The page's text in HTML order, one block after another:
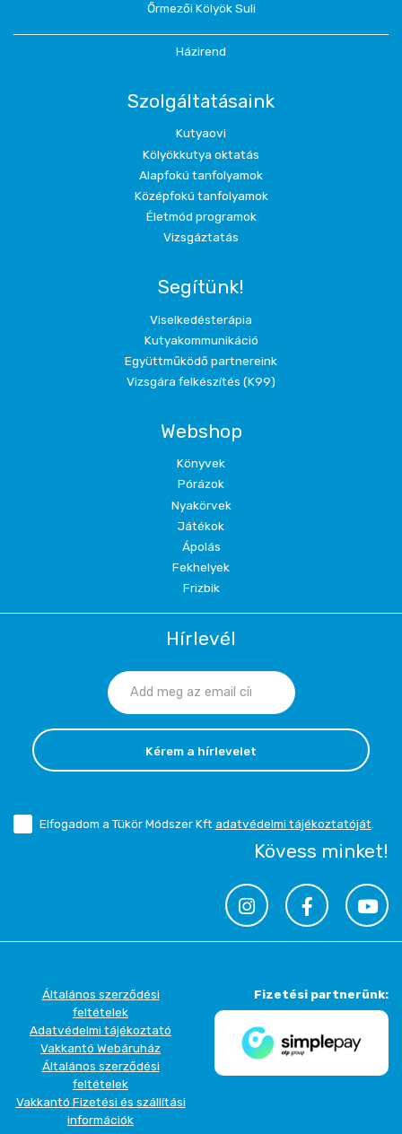
Őrmezői Kölyök Suli
Házirend
Szolgáltatásaink
Kutyaovi
Kölyökkutya oktatás
Alapfokú tanfolyamok
Középfokú tanfolyamok
Életmód programok
Vizsgáztatás
Segítünk!
Viselkedésterápia
Kutyakommunikáció
Együttműködő partnereink
Vizsgára felkészítés (K99)
Webshop
Könyvek
Pórázok
Nyakörvek
Játékok
Ápolás
Fekhelyek
Frizbik
Hírlevél
Kérem a hírlevelet
Elfogadom a Tükör Módszer Kftadatvédelmi tájékoztatóját.
Kövess minket!
Általános szerződési
feltételek
Adatvédelmi tájékoztató
Vakkantó Webáruház
Általános szerződési
feltételek
Vakkantó Fizetési és szállítási
információk
Fizetési partnerünk: